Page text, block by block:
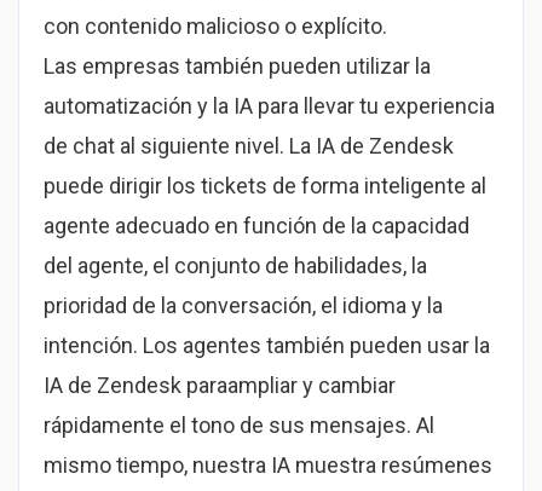
con contenido malicioso o explícito.
Las empresas también pueden utilizar la
automatización y la IA para llevar tu experiencia
de chat al siguiente nivel. La IA de Zendesk
puede dirigir los tickets de forma inteligente al
agente adecuado en función de la capacidad
del agente, el conjunto de habilidades, la
prioridad de la conversación, el idioma y la
intención. Los agentes también pueden usar la
IA de Zendesk paraampliar y cambiar
rápidamente el tono de sus mensajes. Al
mismo tiempo, nuestra IA muestra resúmenes